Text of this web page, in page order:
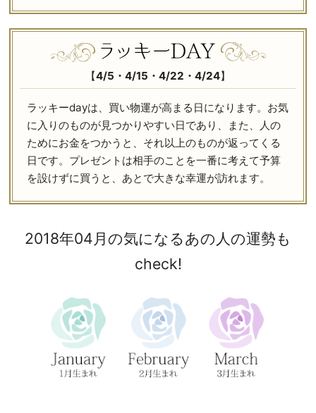
【4/5・4/15・4/22・4/24】
ラッキーdayは、買い物運が高まる日になります。お気
に入りのものが見つかりやすい日であり、また、人の
ためにお金をつかうと、それ以上のものが返ってくる
日です。プレゼントは相手のことを一番に考えて予算
を設けずに買うと、あとで大きな幸運が訪れます。
2018年04月の気になるあの人の運勢も
check!